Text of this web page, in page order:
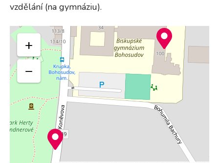
vzdělání (na gymnáziu).
+
−